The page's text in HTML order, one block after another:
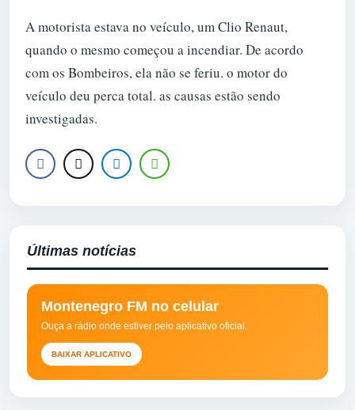
A motorista estava no veículo, um Clio Renaut,
quando o mesmo começou a incendiar. De acordo
com os Bombeiros, ela não se feriu. o motor do
veículo deu perca total. as causas estão sendo
investigadas.
Últimas notícias
Montenegro FM no celular
Ouça a rádio onde estiver pelo aplicativo oficial.
BAIXAR APLICATIVO